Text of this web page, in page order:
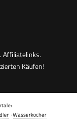
Affiliatelinks.
Käufen!
·Wasserkocher